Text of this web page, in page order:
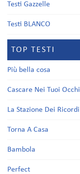
Testi Gazzelle
Testi BLANCO
TOP TESTI
Più bella cosa
Cascare Nei Tuoi Occhi
La Stazione Dei Ricordi
Torna A Casa
Bambola
Perfect